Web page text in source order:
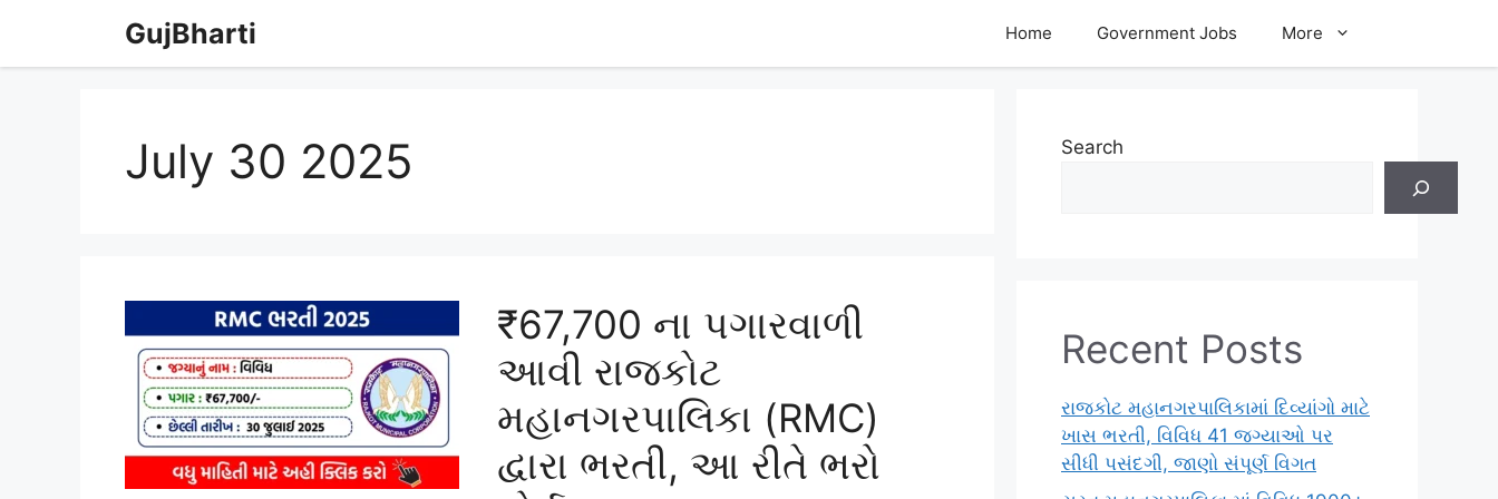
content
GujBharti Home Government Jobs More
July 30 2025
₹67,700 ના પગારવાળી
આવી રાજકોટ
મહાનગરપાલિકા (RMC)
દ્વારા ભરતી, આ રીતે ભરો
Search
Recent Posts
રાજકોટ મહાનગરપાલિકામાં દિવ્યાંગો માટે
ખાસ ભરતી, વિવિધ 41 જગ્યાઓ પર
સીધી પસંદગી, જાણો સંપૂર્ણ વિગત